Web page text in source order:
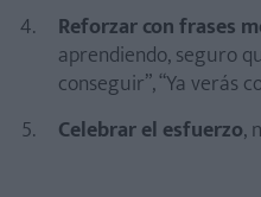
Reforzar con frases
aprendiendo, seguro
conseguir”, “Ya verás
Celebrar el esfuerzo,